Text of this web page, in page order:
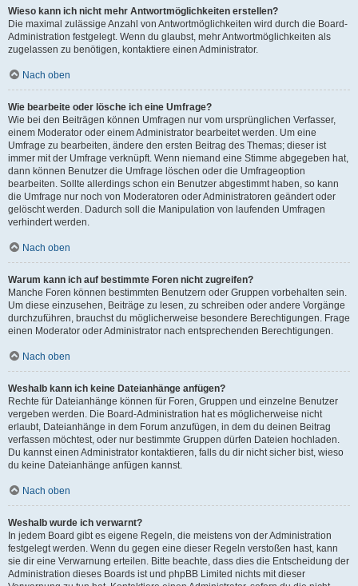
Wieso kann ich nicht mehr Antwortmöglichkeiten erstellen?
Die maximal zulässige Anzahl von Antwortmöglichkeiten wird durch die Board-
Administration festgelegt. Wenn du glaubst, mehr Antwortmöglichkeiten als
zugelassen zu benötigen, kontaktiere einen Administrator.
Nach oben
Wie bearbeite oder lösche ich eine Umfrage?
Wie bei den Beiträgen können Umfragen nur vom ursprünglichen Verfasser,
einem Moderator oder einem Administrator bearbeitet werden. Um eine
Umfrage zu bearbeiten, ändere den ersten Beitrag des Themas; dieser ist
immer mit der Umfrage verknüpft. Wenn niemand eine Stimme abgegeben hat,
dann können Benutzer die Umfrage löschen oder die Umfrageoption
bearbeiten. Sollte allerdings schon ein Benutzer abgestimmt haben, so kann
die Umfrage nur noch von Moderatoren oder Administratoren geändert oder
gelöscht werden. Dadurch soll die Manipulation von laufenden Umfragen
verhindert werden.
Nach oben
Warum kann ich auf bestimmte Foren nicht zugreifen?
Manche Foren können bestimmten Benutzern oder Gruppen vorbehalten sein.
Um diese einzusehen, Beiträge zu lesen, zu schreiben oder andere Vorgänge
durchzuführen, brauchst du möglicherweise besondere Berechtigungen. Frage
einen Moderator oder Administrator nach entsprechenden Berechtigungen.
Nach oben
Weshalb kann ich keine Dateianhänge anfügen?
Rechte für Dateianhänge können für Foren, Gruppen und einzelne Benutzer
vergeben werden. Die Board-Administration hat es möglicherweise nicht
erlaubt, Dateianhänge in dem Forum anzufügen, in dem du deinen Beitrag
verfassen möchtest, oder nur bestimmte Gruppen dürfen Dateien hochladen.
Du kannst einen Administrator kontaktieren, falls du dir nicht sicher bist, wieso
du keine Dateianhänge anfügen kannst.
Nach oben
Weshalb wurde ich verwarnt?
In jedem Board gibt es eigene Regeln, die meistens von der Administration
festgelegt werden. Wenn du gegen eine dieser Regeln verstoßen hast, kann
sie dir eine Verwarnung erteilen. Bitte beachte, dass dies die Entscheidung der
Administration dieses Boards ist und phpBB Limited nichts mit dieser